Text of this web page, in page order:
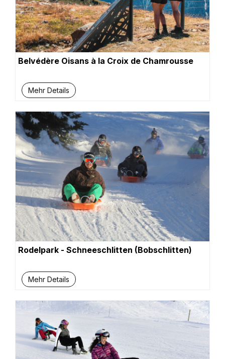
Belvédère Oisans à la Croix de Chamrousse
Mehr Details
Rodelpark - Schneeschlitten (Bobschlitten)
Mehr Details